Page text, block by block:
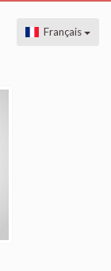
Français